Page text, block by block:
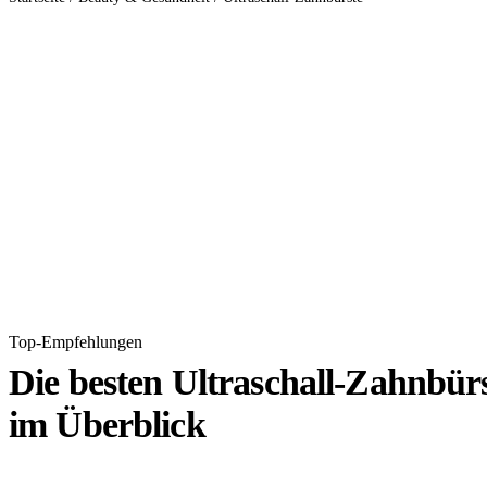
Top-Empfehlungen
Die besten Ultraschall-
im Überblick